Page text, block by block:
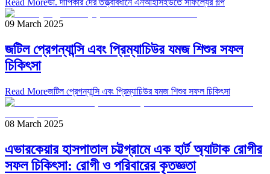
Read Moreডা. দীপিকার দের তত্ত্বাবধানে এনআইসিইউতে সাফল্যের গল্প
09 March 2025
জটিল প্রেগন্যান্সি এবং প্রিম্যাচিউর যমজ শিশুর সফল
চিকিৎসা
Read Moreজটিল প্রেগন্যান্সি এবং প্রিম্যাচিউর যমজ শিশুর সফল চিকিৎসা
08 March 2025
এভারকেয়ার হাসপাতাল চট্টগ্রামে এক হার্ট অ্যাটাক রোগীর
সফল চিকিৎসা: রোগী ও পরিবারের কৃতজ্ঞতা